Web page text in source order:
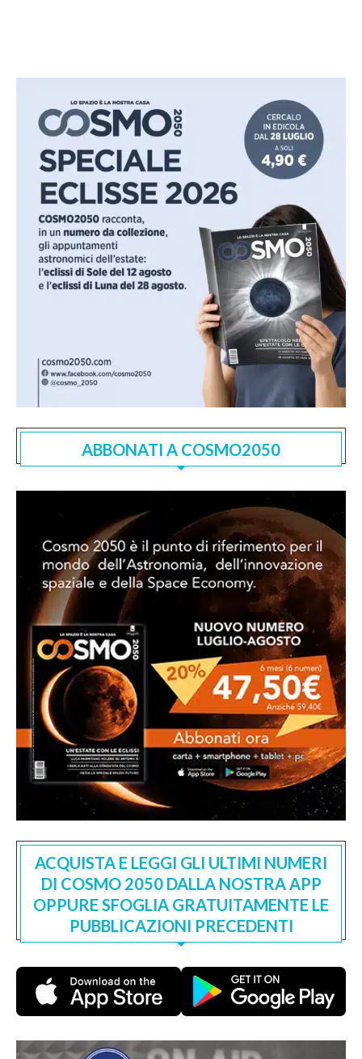
ABBONATI A COSMO2050
ACQUISTA E LEGGI GLI ULTIMI NUMERI
DI COSMO 2050 DALLA NOSTRA APP
OPPURE SFOGLIA GRATUITAMENTE LE
PUBBLICAZIONI PRECEDENTI